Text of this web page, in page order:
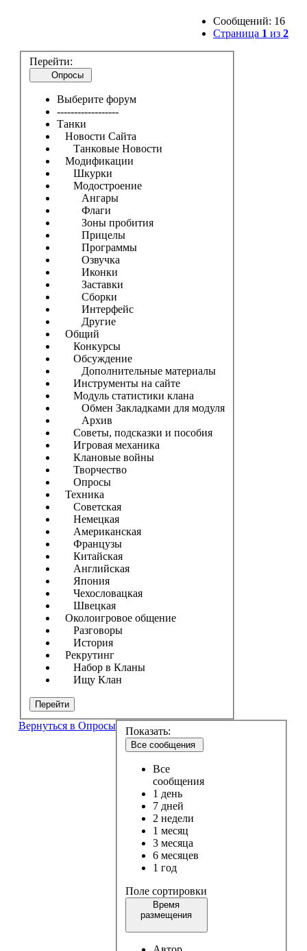
Сообщений: 16
Страница 1 из2
Перейти:
Опросы
Выберите форум
------------------
Танки
Новости Сайта
Танковые Новости
Модификации
Шкурки
Модостроение
Ангары
Флаги
Зоны пробития
Прицелы
Программы
Озвучка
Иконки
Заставки
Сборки
Интерфейс
Другие
Общий
Конкурсы
Обсуждение
Дополнительные материалы
Инструменты на сайте
Модуль статистики клана
Обмен Закладками для модуля
Архив
Советы, подсказки и пособия
Игровая механика
Клановые войны
Творчество
Опросы
Техника
Советская
Немецкая
Американская
Французы
Китайская
Английская
Япония
Чехословацкая
Швецкая
Околоигровое общение
Разговоры
История
Рекрутинг
Набор в Кланы
Ищу Клан
Перейти
Вернуться в Опросы Показать:
Все сообщения
Все
сообщения
1 день
7 дней
2 недели
1 месяц
3 месяца
6 месяцев
1 год
Поле сортировки
Время
размещения